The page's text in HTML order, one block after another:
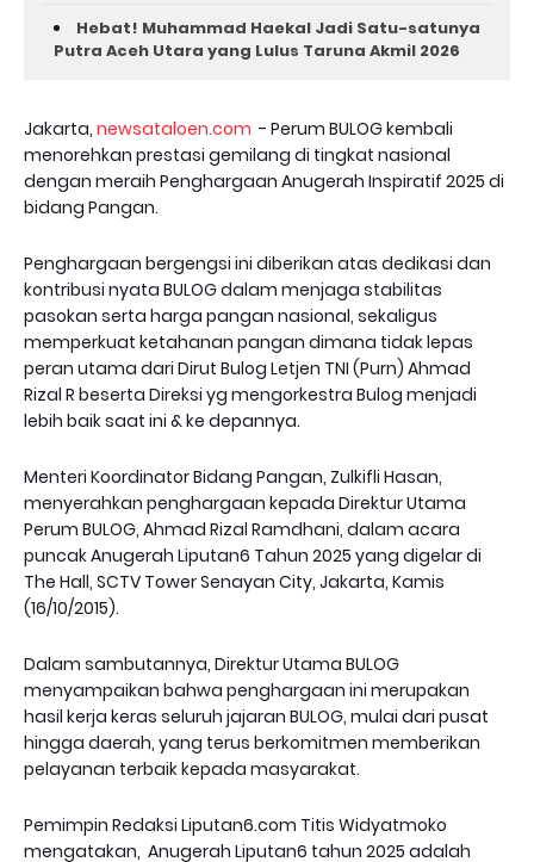
Hebat! Muhammad Haekal Jadi Satu-satunya
Putra Aceh Utara yang Lulus Taruna Akmil 2026
Jakarta, newsataloen.com - Perum BULOG kembali
menorehkan prestasi gemilang di tingkat nasional
dengan meraih Penghargaan Anugerah Inspiratif 2025 di
bidang Pangan.
Penghargaan bergengsi ini diberikan atas dedikasi dan
kontribusi nyata BULOG dalam menjaga stabilitas
pasokan serta harga pangan nasional, sekaligus
memperkuat ketahanan pangan dimana tidak lepas
peran utama dari Dirut Bulog Letjen TNI (Purn) Ahmad
Rizal R beserta Direksi yg mengorkestra Bulog menjadi
lebih baik saat ini & ke depannya.
Menteri Koordinator Bidang Pangan, Zulkifli Hasan,
menyerahkan penghargaan kepada Direktur Utama
Perum BULOG, Ahmad Rizal Ramdhani, dalam acara
puncak Anugerah Liputan6 Tahun 2025 yang digelar di
The Hall, SCTV Tower Senayan City, Jakarta, Kamis
(16/10/2015).
Dalam sambutannya, Direktur Utama BULOG
menyampaikan bahwa penghargaan ini merupakan
hasil kerja keras seluruh jajaran BULOG, mulai dari pusat
hingga daerah, yang terus berkomitmen memberikan
pelayanan terbaik kepada masyarakat.
Pemimpin Redaksi Liputan6.com Titis Widyatmoko
mengatakan, Anugerah Liputan6 tahun 2025 adalah